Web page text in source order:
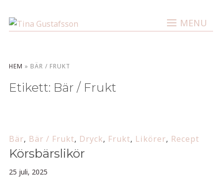
MENU
HEM » BÄR / FRUKT
Etikett: Bär / Frukt
Bär, Bär / Frukt, Dryck, Frukt, Likörer, Recept
Körsbärslikör
25 juli, 2025